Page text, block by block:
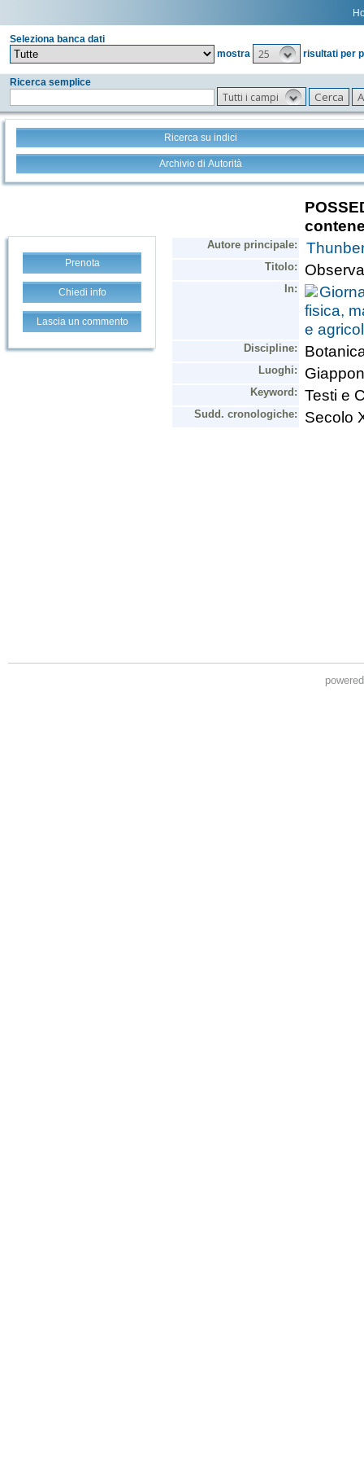
Seleziona banca dati
mostra
25 risultati per
Ricerca semplice
Tutti i campi
Ricerca su indici
Archivio di Autorità
Prenota
Chiedi info
Lascia un commento